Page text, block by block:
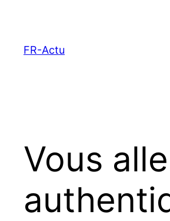
contenu
FR-Actu
Vous